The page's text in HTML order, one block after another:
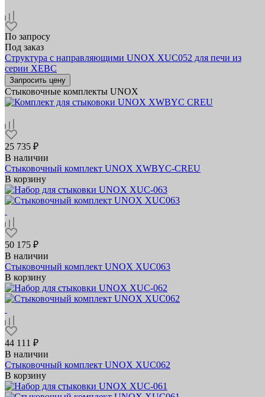
По запросу
Под заказ
Структура с направляющими UNOX XUC052 для печи из
серии XEBC
Запросить цену
Стыковочные комплекты UNOX
25 735 ₽
В наличии
Стыковочный комплект UNOX XWBYC-CREU
В корзину
50 175 ₽
В наличии
Стыковочный комплект UNOX XUC063
В корзину
44 111 ₽
В наличии
Стыковочный комплект UNOX XUC062
В корзину